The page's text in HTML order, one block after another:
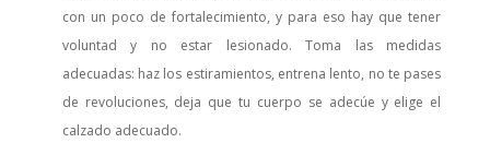
con un poco de fortalecimiento, y para eso hay que tener
voluntad y no estar lesionado. Toma las medidas
adecuadas: haz los estiramientos, entrena lento, no te pases
de revoluciones, deja que tu cuerpo se adecúe y elige el
calzado adecuado.